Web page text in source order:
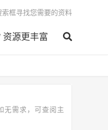
资源更丰富
索框寻找您需要的资料
无需求，可查阅主